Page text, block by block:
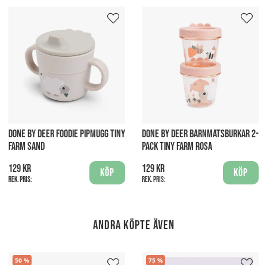
DONE BY DEER FOODIE PIPMUGG TINY
FARM SAND
129 kr
Rek. pris:
Köp
DONE BY DEER BARNMATSBURKAR 2-
PACK TINY FARM ROSA
129 kr
Rek. pris:
Köp
Andra köpte även
50 75